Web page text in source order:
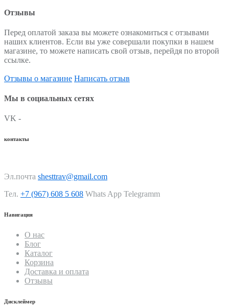
Отзывы
Перед оплатой заказа вы можете ознакомиться с отзывами
наших клиентов. Если вы уже совершали покупки в нашем
магазине, то можете написать свой отзыв, перейдя по второй
ссылке.
Отзывы о магазине Написать отзыв
Мы в социальных сетях
VK -
контакты
Эл.почта shesttrav@gmail.com
Тел. +7 (967) 608 5 608 Whats App Telegramm
Навигация
О нас
Блог
Каталог
Корзина
Доставка и оплата
Отзывы
Дисклеймер